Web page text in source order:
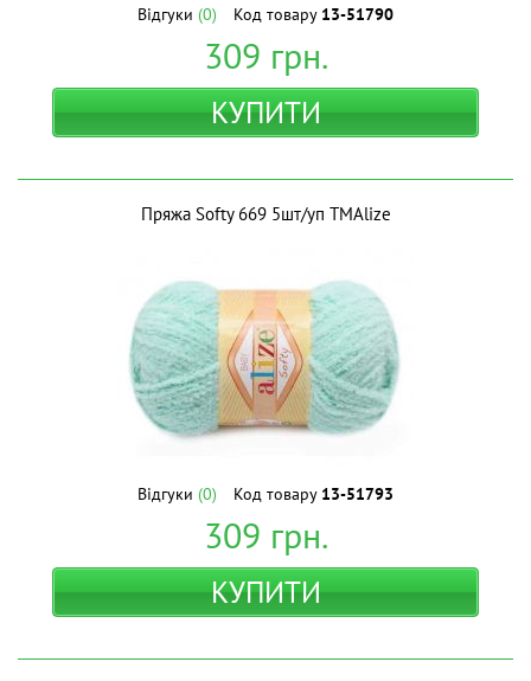
Відгуки (0) Код товару 13-51790
309 грн.
КУПИТИ
Пряжа Softy 669 5шт/уп ТМAlize
Відгуки (0) Код товару 13-51793
309 грн.
КУПИТИ